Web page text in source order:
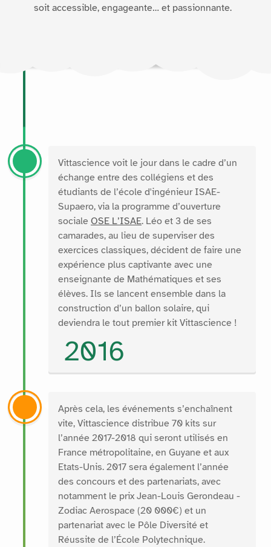
soit accessible, engageante… et passionnante.
Vittascience voit le jour dans le cadre d’un
échange entre des collégiens et des
étudiants de l’école d'ingénieur ISAE-
Supaero, via la programme d’ouverture
sociale OSE L’ISAE. Léo et 3 de ses
camarades, au lieu de superviser des
exercices classiques, décident de faire une
expérience plus captivante avec une
enseignante de Mathématiques et ses
élèves. Ils se lancent ensemble dans la
construction d’un ballon solaire, qui
deviendra le tout premier kit Vittascience !
2016
Après cela, les événements s’enchaînent
vite, Vittascience distribue 70 kits sur
l’année 2017-2018 qui seront utilisés en
France métropolitaine, en Guyane et aux
Etats-Unis. 2017 sera également l’année
des concours et des partenariats, avec
notamment le prix Jean-Louis Gerondeau -
Zodiac Aerospace (20 000€) et un
partenariat avec le Pôle Diversité et
Réussite de l’École Polytechnique.